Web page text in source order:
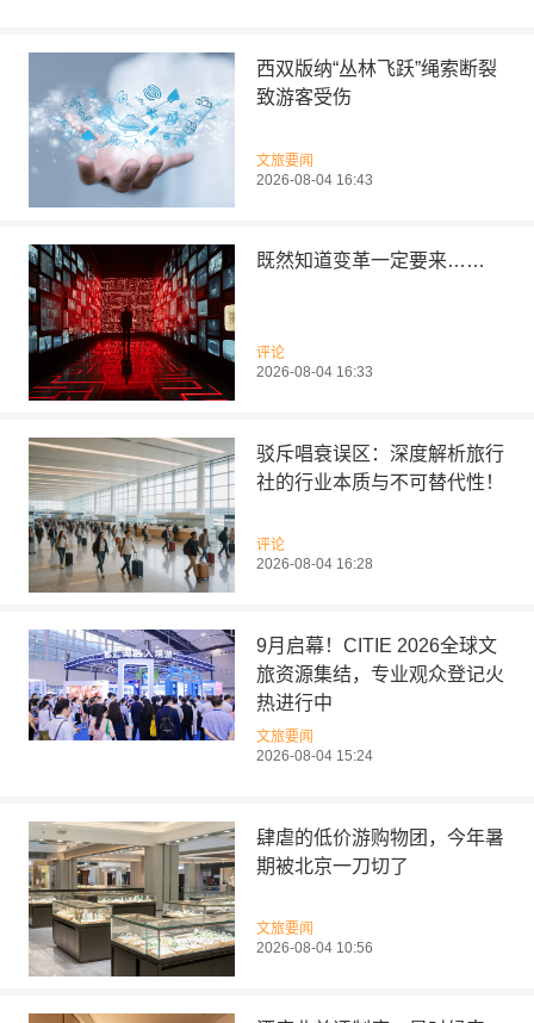
西双版纳“丛林飞跃”绳索断裂
致游客受伤
文旅要闻
2026-08-04 16:43
既然知道变革一定要来……
评论
2026-08-04 16:33
驳斥唱衰误区：深度解析旅行
社的行业本质与不可替代性！
评论
2026-08-04 16:28
9月启幕！CITIE 2026全球文
旅资源集结，专业观众登记火
热进行中
文旅要闻
2026-08-04 15:24
肆虐的低价游购物团，今年暑
期被北京一刀切了
文旅要闻
2026-08-04 10:56